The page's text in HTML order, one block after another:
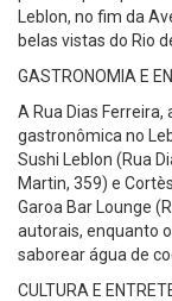
Leblon, no fim da
belas vistas do Rio
GASTRONOMIA E
A Rua Dias
gastronômica no
Sushi Leblon (Rua
Martin, 359) e
Garoa Bar Lounge
autorais, enquanto
saborear água de
CULTURA E